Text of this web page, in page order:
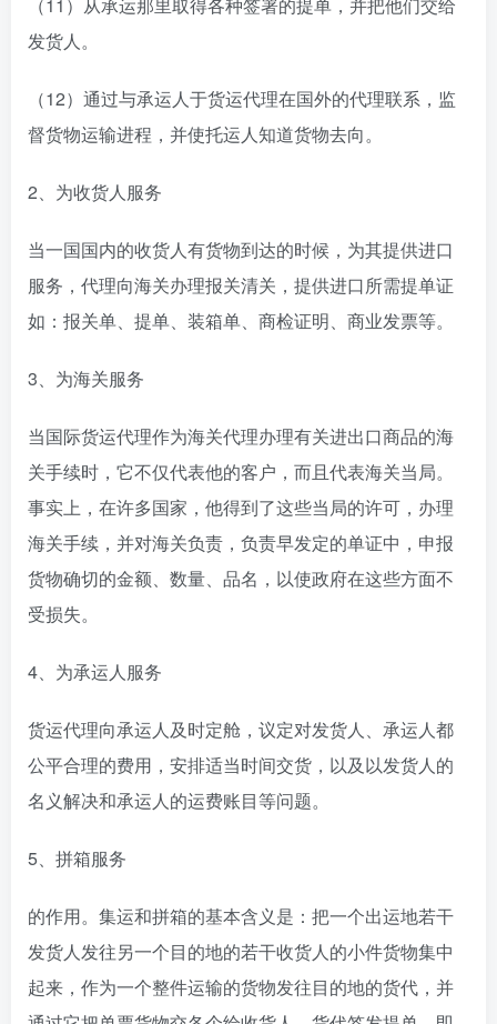
发货人。
（12）通过与承运人于货运代理在国外的代理联系，监
督货物运输进程，并使托运人知道货物去向。
2、为收货人服务
当一国国内的收货人有货物到达的时候，为其提供进口
服务，代理向海关办理报关清关，提供进口所需提单证
如：报关单、提单、装箱单、商检证明、商业发票等。
3、为海关服务
当国际货运代理作为海关代理办理有关进出口商品的海
关手续时，它不仅代表他的客户，而且代表海关当局。
事实上，在许多国家，他得到了这些当局的许可，办理
海关手续，并对海关负责，负责早发定的单证中，申报
货物确切的金额、数量、品名，以使政府在这些方面不
受损失。
4、为承运人服务
货运代理向承运人及时定舱，议定对发货人、承运人都
公平合理的费用，安排适当时间交货，以及以发货人的
名义解决和承运人的运费账目等问题。
5、拼箱服务
的作用。集运和拼箱的基本含义是：把一个出运地若干
发货人发往另一个目的地的若干收货人的小件货物集中
起来，作为一个整件运输的货物发往目的地的货代，并